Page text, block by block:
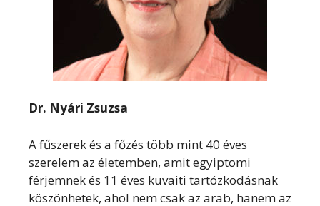
Dr. Nyári Zsuzsa
A fűszerek és a főzés több mint 40 éves
szerelem az életemben, amit egyiptomi
férjemnek és 11 éves kuvaiti tartózkodásnak
köszönhetek, ahol nem csak az arab, hanem az